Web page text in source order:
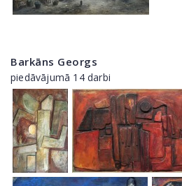
Barkāns Georgs
piedāvājumā 14 darbi